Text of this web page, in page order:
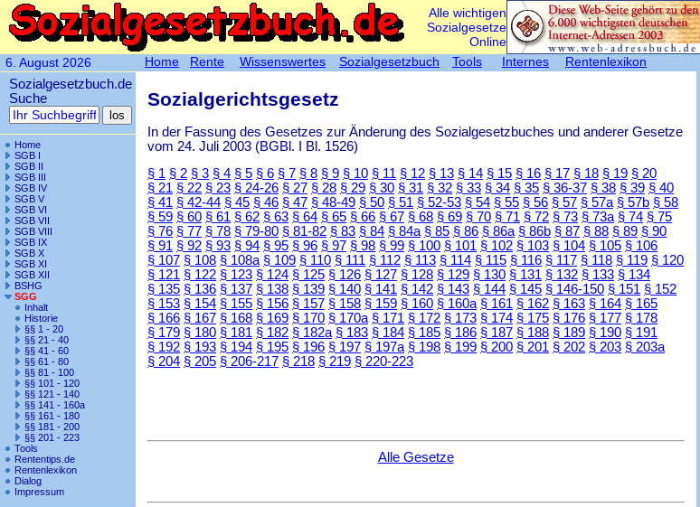
Alle wichtigen
Sozialgesetze
Online
6. August 2026
Sozialgesetzbuch.de
Suche
Home
SGB I
SGB II
SGB III
SGB IV
SGB V
SGB VI
SGB VII
SGB VIII
SGB IX
SGB X
SGB XI
SGB XII
BSHG
SGG
Inhalt
Historie
§§ 1 - 20
§§ 21 - 40
§§ 41 - 60
§§ 61 - 80
§§ 81 - 100
§§ 101 - 120
§§ 121 - 140
§§ 141 - 160a
§§ 161 - 180
§§ 181 - 200
§§ 201 - 223
Tools
Rententips.de
Rentenlexikon
Dialog
Impressum
Sozialgerichtsgesetz
In der Fassung des Gesetzes zur Änderung des Sozialgesetzbuches und anderer Gesetze
vom 24. Juli 2003 (BGBl. I Bl. 1526)
§ 1 § 2 § 3 § 4 § 5 § 6 § 7 § 8 § 9 § 10 § 11 § 12 § 13 § 14 § 15 § 16 § 17 § 18 § 19 § 20
§ 21 § 22 § 23 § 24-26 § 27 § 28 § 29 § 30 § 31 § 32 § 33 § 34 § 35 § 36-37 § 38 § 39 § 40
§ 41 § 42-44 § 45 § 46 § 47 § 48-49 § 50 § 51 § 52-53 § 54 § 55 § 56 § 57 § 57a § 57b § 58
§ 59 § 60 § 61 § 62 § 63 § 64 § 65 § 66 § 67 § 68 § 69 § 70 § 71 § 72 § 73 § 73a § 74 § 75
§ 76 § 77 § 78 § 79-80 § 81-82 § 83 § 84 § 84a § 85 § 86 § 86a § 86b § 87 § 88 § 89 § 90
§ 91 § 92 § 93 § 94 § 95 § 96 § 97 § 98 § 99 § 100 § 101 § 102 § 103 § 104 § 105 § 106
§ 107 § 108 § 108a § 109 § 110 § 111 § 112 § 113 § 114 § 115 § 116 § 117 § 118 § 119 § 120
§ 121 § 122 § 123 § 124 § 125 § 126 § 127 § 128 § 129 § 130 § 131 § 132 § 133 § 134
§ 135 § 136 § 137 § 138 § 139 § 140 § 141 § 142 § 143 § 144 § 145 § 146-150 § 151 § 152
§ 153 § 154 § 155 § 156 § 157 § 158 § 159 § 160 § 160a § 161 § 162 § 163 § 164 § 165
§ 166 § 167 § 168 § 169 § 170 § 170a § 171 § 172 § 173 § 174 § 175 § 176 § 177 § 178
§ 179 § 180 § 181 § 182 § 182a § 183 § 184 § 185 § 186 § 187 § 188 § 189 § 190 § 191
§ 192 § 193 § 194 § 195 § 196 § 197 § 197a § 198 § 199 § 200 § 201 § 202 § 203 § 203a
§ 204 § 205 § 206-217 § 218 § 219 § 220-223
Alle Gesetze
Home Rente Wissenswertes Sozialgesetzbuch Tools Internes Rentenlexikon